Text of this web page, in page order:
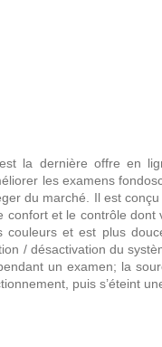
la dernière offre en
les examens
du marché. Il est
et le contrôle dont
et est plus
/ désactivation du
un examen; la
puis s’éteint